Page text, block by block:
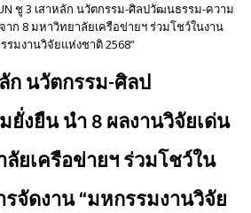
ชู 3 เสาหลัก นวัตกรรม-ศิลปวัฒนธรรม-ความ
าก 8 มหาวิทยาลัยเครือข่ายฯ ร่วมโชว์ในงาน
รมงานวิจัยแห่งชาติ 2568”
ก นวัตกรรม-ศิลป
งยืน นำ 8 ผลงานวิจัยเด่น
ยเครือข่ายฯ ร่วมโชว์ใน
จัดงาน “มหกรรมงานวิจัย